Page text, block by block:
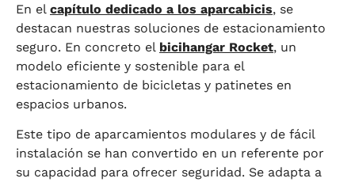
En el capítulo dedicado a los aparcabicis, se
destacan nuestras soluciones de estacionamiento
seguro. En concreto el bicihangar Rocket, un
modelo eficiente y sostenible para el
estacionamiento de bicicletas y patinetes en
espacios urbanos.
Este tipo de aparcamientos modulares y de fácil
instalación se han convertido en un referente por
su capacidad para ofrecer seguridad. Se adapta a